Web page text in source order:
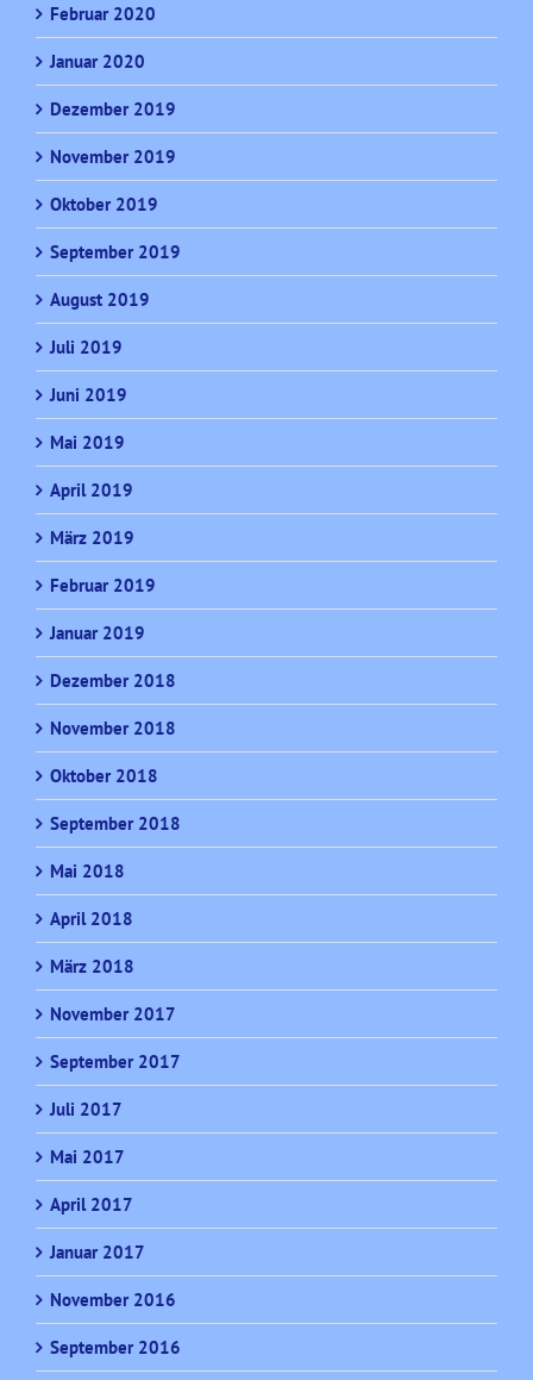
Februar 2020
Januar 2020
Dezember 2019
November 2019
Oktober 2019
September 2019
August 2019
Juli 2019
Juni 2019
Mai 2019
April 2019
März 2019
Februar 2019
Januar 2019
Dezember 2018
November 2018
Oktober 2018
September 2018
Mai 2018
April 2018
März 2018
November 2017
September 2017
Juli 2017
Mai 2017
April 2017
Januar 2017
November 2016
September 2016